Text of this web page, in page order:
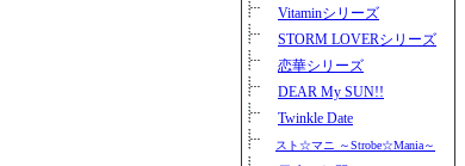
Vitaminシリーズ
STORM LOVERシリーズ
恋華シリーズ
DEAR My SUN!!
Twinkle Date
スト☆マニ ～Strobe☆Mania～